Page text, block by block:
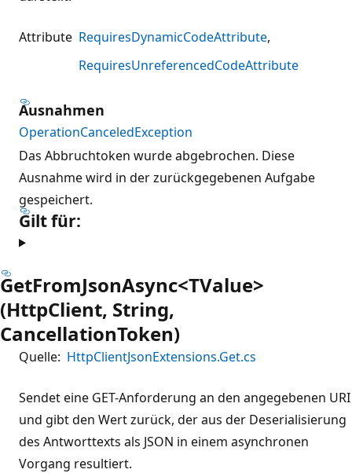
Attribute RequiresDynamicCodeAttribute
RequiresUnreferencedCodeAttribute
Ausnahmen
OperationCanceledException
Das Abbruchtoken wurde abgebrochen. Diese
Ausnahme wird in der zurückgegebenen Aufgabe
gespeichert.
Gilt für:
GetFromJsonAsync<TValue>
(HttpClient, String,
CancellationToken)
Quelle: HttpClientJsonExtensions.Get.cs
Sendet eine GET-Anforderung an den angegebenen URI
und gibt den Wert zurück, der aus der Deserialisierung
des Antworttexts als JSON in einem asynchronen
Vorgang resultiert.